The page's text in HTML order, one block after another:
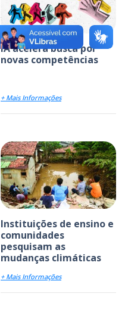
IA acelera busca por
novas competências
+ Mais Informações
Instituições de ensino e
comunidades
pesquisam as
mudanças climáticas
+ Mais Informações